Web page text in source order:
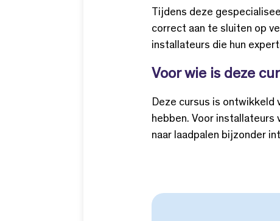
Tijdens deze
correct aan te sluiten op
installateurs die hun
Voor wie is deze
Deze cursus is ontwikkeld
hebben. Voor
naar laadpalen bijzonder